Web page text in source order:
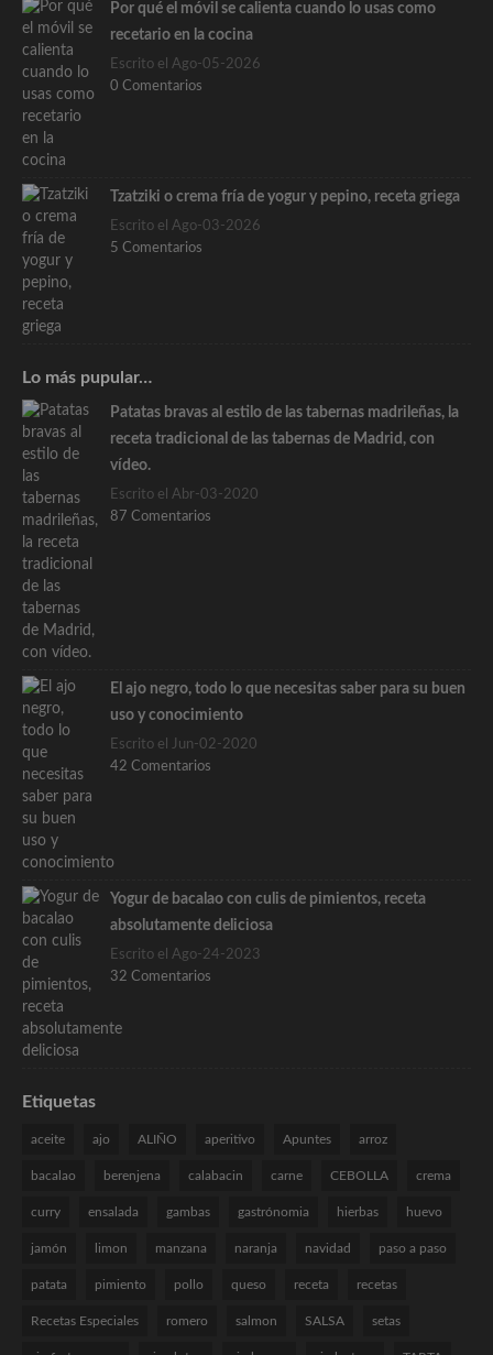
Por qué el móvil se calienta cuando lo usas como
recetario en la cocina
Escrito el Ago-05-2026
0 Comentarios
Tzatziki o crema fría de yogur y pepino, receta griega
Escrito el Ago-03-2026
5 Comentarios
Lo más pupular…
Patatas bravas al estilo de las tabernas madrileñas, la
receta tradicional de las tabernas de Madrid, con
vídeo.
Escrito el Abr-03-2020
87 Comentarios
El ajo negro, todo lo que necesitas saber para su buen
uso y conocimiento
Escrito el Jun-02-2020
42 Comentarios
Yogur de bacalao con culis de pimientos, receta
absolutamente deliciosa
Escrito el Ago-24-2023
32 Comentarios
Etiquetas
aceite ajo ALIÑO aperitivo Apuntes arroz
bacalao berenjena calabacin carne CEBOLLA crema
curry ensalada gambas gastrónomia hierbas huevo
jamón limon manzana naranja navidad paso a paso
patata pimiento pollo queso receta recetas
Recetas Especiales romero salmon SALSA setas